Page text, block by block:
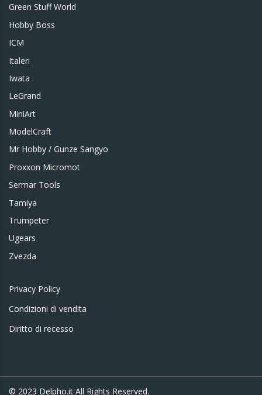
Green Stuff World
Hobby Boss
ICM
Italeri
Iwata
LeGrand
MiniArt
ModelCraft
Mr Hobby / Gunze Sangyo
Proxxon Micromot
Sermar Tools
Tamiya
Trumpeter
Ugears
Zvezda
Privacy Policy
Condizioni di vendita
Diritto di recesso
© 2023 Delpho.it All Rights Reserved.